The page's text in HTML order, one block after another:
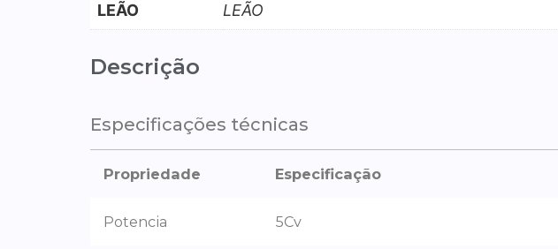
LEÃO LEÃO
Descrição
Especificações técnicas
Propriedade Especificação
Potencia 5Cv